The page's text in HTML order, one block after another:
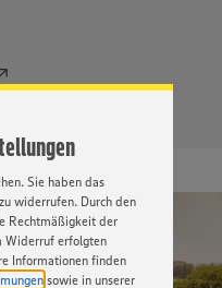
ist freiwillig und kann
beachten Sie, dass auf
mehr alle
Sie haben das
widerrufen. Durch den
Rechtmäßigkeit der
Widerruf erfolgten
Informationen finden
sowie in unserer